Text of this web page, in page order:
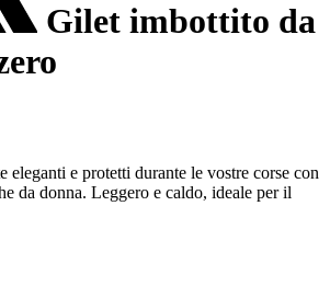
Gilet imbottito da
eleganti e protetti durante le vostre corse con
da donna. Leggero e caldo, ideale per il